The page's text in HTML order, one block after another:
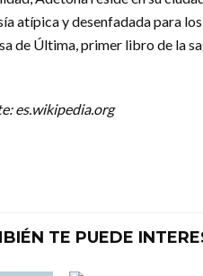
atípica y desenfadada para
de Última, primer libro de la
es.wikipedia.org
TE PUEDE